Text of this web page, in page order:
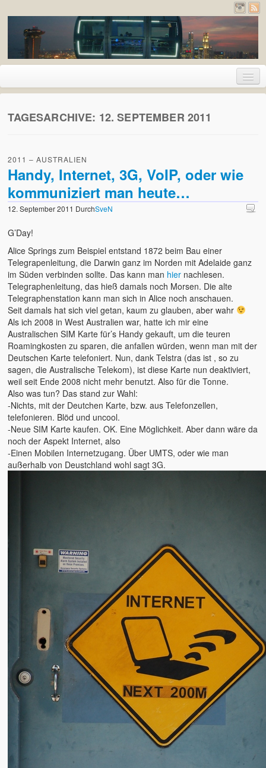
Home
Urlaub
2020 – Deutschland
2019 – Island
2017 – Holland
2017 – London
2016 – Deutschland
2015 – Deutschland
2014 – Frankreich
2012 – Dänemark
2011 – Australien
2008 – Australien
Der tägliche Wahnisnn
Fahrrad
Womo 2.0
TAGESARCHIVE: 12. SEPTEMBER 2011
2011 – AUSTRALIEN
Handy, Internet, 3G, VoIP, oder wie
kommuniziert man heute…
12. September 2011 DurchSveN
G’Day!
Alice Springs zum Beispiel entstand 1872 beim Bau einer
Telegrapenleitung, die Darwin ganz im Norden mit Adelaide ganz
im Süden verbinden sollte. Das kann man hier nachlesen.
Telegraphenleitung, das hieß damals noch Morsen. Die alte
Telegraphenstation kann man sich in Alice noch anschauen.
Seit damals hat sich viel getan, kaum zu glauben, aber wahr
Als ich 2008 in West Australien war, hatte ich mir eine
Australischen SIM Karte für’s Handy gekauft, um die teuren
Roamingkosten zu sparen, die anfallen würden, wenn man mit der
Deutschen Karte telefoniert. Nun, dank Telstra (das ist , so zu
sagen, die Australische Telekom), ist diese Karte nun deaktiviert,
weil seit Ende 2008 nicht mehr benutzt. Also für die Tonne.
Also was tun? Das stand zur Wahl:
-Nichts, mit der Deutchen Karte, bzw. aus Telefonzellen,
telefonieren. Blöd und uncool.
-Neue SIM Karte kaufen. OK. Eine Möglichkeit. Aber dann wäre da
noch der Aspekt Internet, also
-Einen Mobilen Internetzugang. Über UMTS, oder wie man
außerhalb von Deustchland wohl sagt 3G.